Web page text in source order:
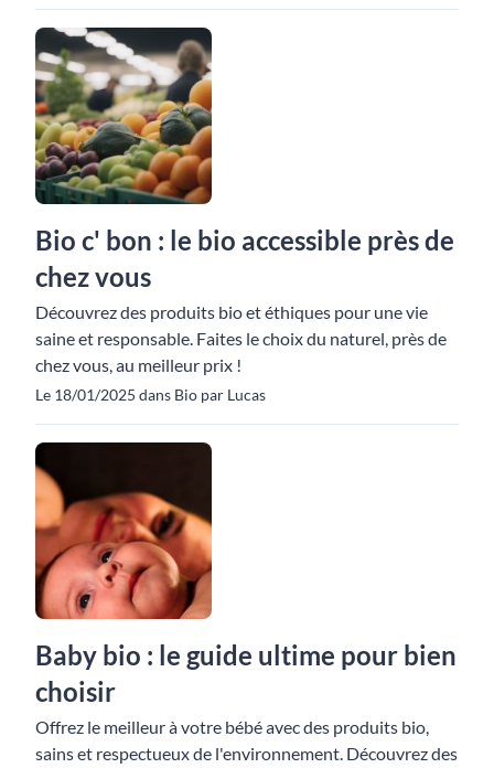
Bio c' bon : le bio accessible près de
chez vous
Découvrez des produits bio et éthiques pour une vie
saine et responsable. Faites le choix du naturel, près de
chez vous, au meilleur prix !
Le 18/01/2025 dans Bio par Lucas
Baby bio : le guide ultime pour bien
choisir
Offrez le meilleur à votre bébé avec des produits bio,
sains et respectueux de l'environnement. Découvrez des